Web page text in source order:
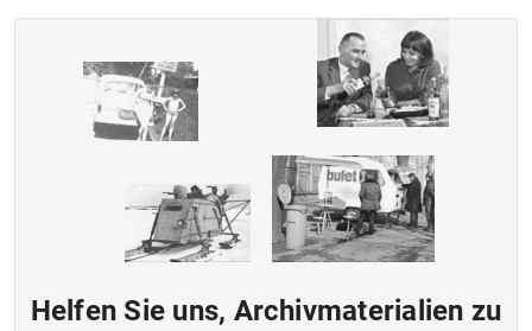
Helfen Sie uns, Archivmaterialien zu